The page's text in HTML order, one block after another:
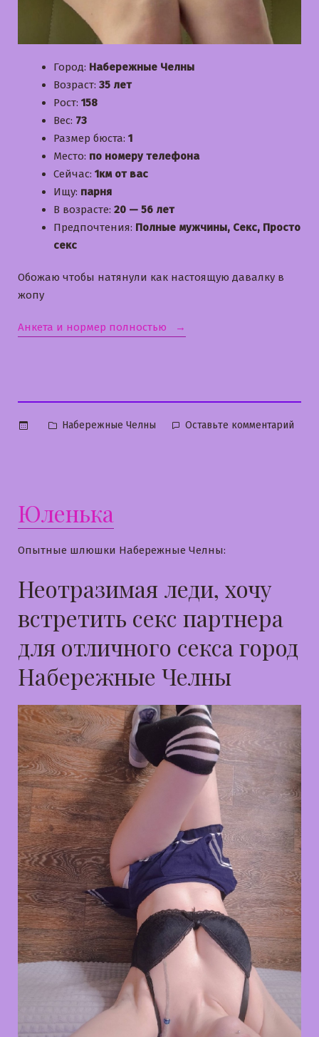
Город: Набережные Челны
Возраст: 35 лет
Рост: 158
Вес: 73
Размер бюста: 1
Место: по номеру телефона
Сейчас: 1км от вас
Ищу: парня
В возрасте: 20 — 56 лет
Предпочтения: Полные мужчины, Секс, Просто
секс
Обожаю чтобы натянули как настоящую давалку в
жопу
Анкета и нормер полностью «Даша»
Опубликовано
Набережные Челны Оставьте комментарий
Юленька
Опытные шлюшки Набережные Челны:
Неотразимая леди, хочу
встретить секс партнера
для отличного секса город
Набережные Челны